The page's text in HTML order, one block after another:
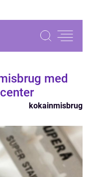
med
kokainmisbrug